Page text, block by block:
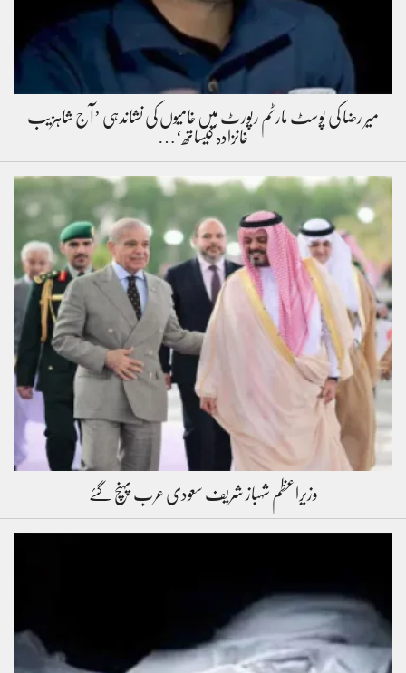
میر رضا کی پوسٹ مارٹم رپورٹ میں خامیوں کی نشاندہی ’آج شاہزیب
خانزادہ کیساتھ‘…
وزیراعظم شہباز شریف سعودی عرب پہنچ گئے